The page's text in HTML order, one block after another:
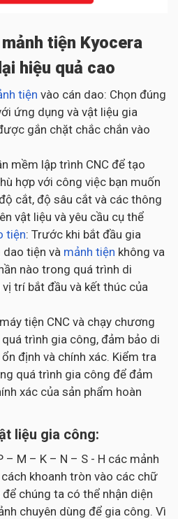
tiện Kyocera
hiệu quả cao
tiện vào cán dao: Chọn đúng
ứng dụng và vật liệu gia
gắn chặt chắc chắn vào
mềm lập trình CNC để tạo
hợp với công việc bạn muốn
cắt, độ sâu cắt và các thông
vật liệu và yêu cầu cụ thể
tiện: Trước khi bắt đầu gia
dao tiện và mảnh tiện không va
nào trong quá trình di
trí bắt đầu và kết thúc của
tiện CNC và chạy chương
trình gia công, đảm bảo di
định và chính xác. Kiểm tra
quá trình gia công để đảm
xác của sản phẩm hoàn
liệu gia công:
– M – K – N – S - H các mảnh
khoanh tròn vào các chữ
chúng ta có thể nhận diện
chuyên dùng để gia công. Vì